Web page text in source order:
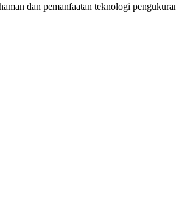
dan pemanfaatan teknologi